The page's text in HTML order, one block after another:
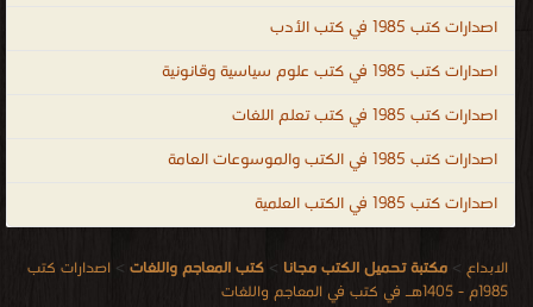
اصدارات كتب 1985 في كتب الأدب
اصدارات كتب 1985 في كتب علوم سياسية وقانونية
اصدارات كتب 1985 في كتب تعلم اللغات
اصدارات كتب 1985 في الكتب والموسوعات العامة
اصدارات كتب 1985 في الكتب العلمية
الابداع > مكتبة تحميل الكتب مجانا > كتب المعاجم واللغات > اصدارات كتب
1985م - 1405هـ في كتب في المعاجم واللغات